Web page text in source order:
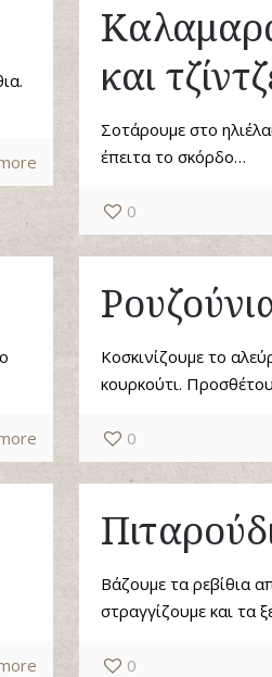
και
Σοτάρουμε στο
έπειτα το σκόρδο…
0
Κοσκινίζουμε το
κουρκούτι.
0
Βάζουμε τα ρεβίθια
στραγγίζουμε και τα
0